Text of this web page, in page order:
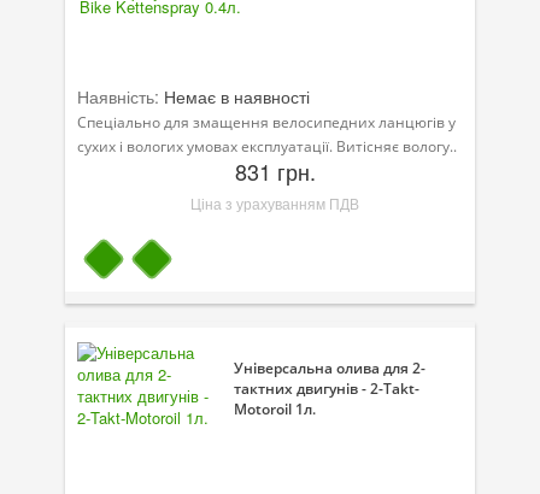
Наявність: Немає в наявності
Спеціально для змащення велосипедних ланцюгів у
сухих і вологих умовах експлуатації. Витісняє вологу..
831 грн.
Ціна з урахуванням ПДВ
Універсальна олива для 2-
тактних двигунів - 2-Takt-
Motoroil 1л.